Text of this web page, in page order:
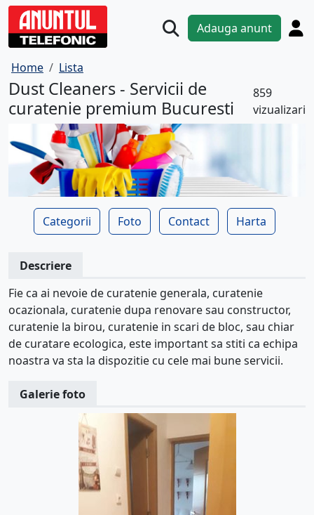
Adauga anunt
Home Lista
Dust Cleaners - Servicii de
curatenie premium Bucuresti
859
vizualizari
Categorii Foto Contact Harta
Descriere
Fie ca ai nevoie de curatenie generala, curatenie
ocazionala, curatenie dupa renovare sau constructor,
curatenie la birou, curatenie in scari de bloc, sau chiar
de curatare ecologica, este important sa stiti ca echipa
noastra va sta la dispozitie cu cele mai bune servicii.
Galerie foto